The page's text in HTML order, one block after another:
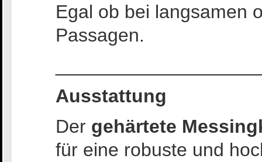
Egal ob bei langsamen
Passagen.
Ausstattung
Der gehärtete
für eine robuste und